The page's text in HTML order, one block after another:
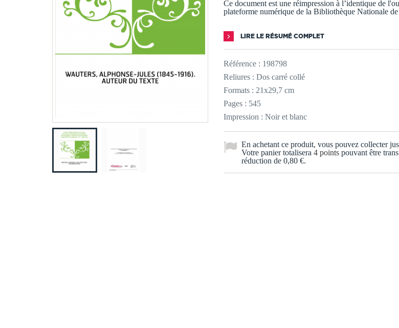
Ce document est une réimpression à l’identique de
plateforme numérique de la Bibliothèque Nationale
LIRE LE RÉSUMÉ COMPLET
Référence : 198798
Reliures : Dos carré collé
Formats : 21x29,7 cm
Pages : 545
Impression : Noir et blanc
En achetant ce produit, vous pouvez collecter
Votre panier totalisera 4 points pouvant être
réduction de 0,80 €.